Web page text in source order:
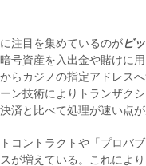
注目を集めているのがビ
号資産を入出金や賭けに
らカジノの指定アドレス
ン技術によりトランザク
済と比べて処理が速い点が
コントラクトや「プロバ
が増えている。これによ